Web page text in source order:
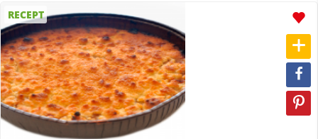
RECEPT